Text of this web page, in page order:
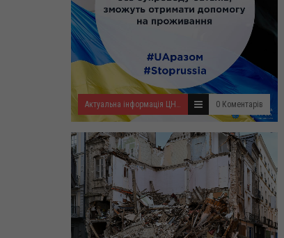
0 Коментарів